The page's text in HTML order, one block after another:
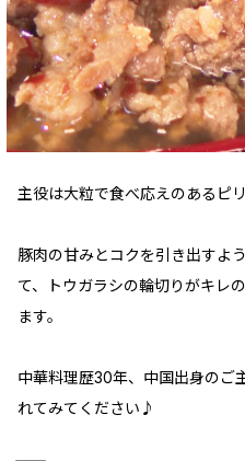
主役は大粒で食べ応えのあるピ
豚肉の甘みとコクを引き出すよ
て、トウガラシの輪切りがキレ
ます。
中華料理歴30年、中国出身のご
れてみてください♪